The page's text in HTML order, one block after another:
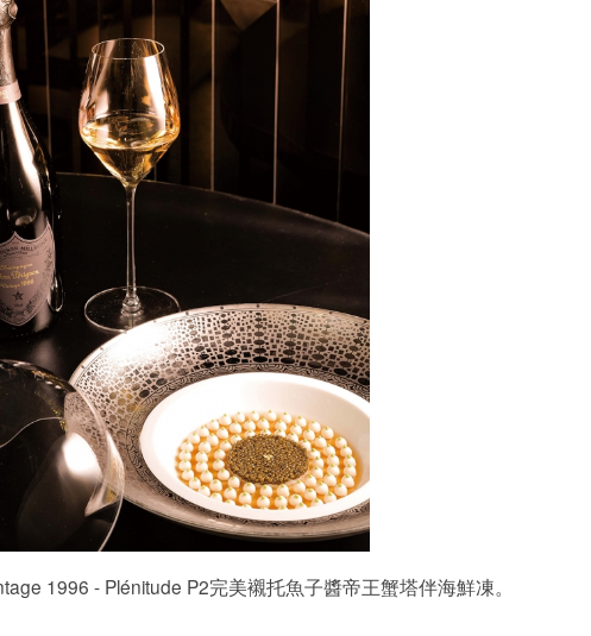
1996 - Plénitude P2完美襯托魚子醬帝王蟹塔伴海鮮凍。